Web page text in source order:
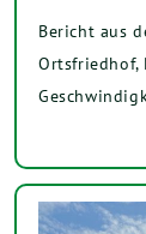
Bericht aus
Ortsfriedhof,